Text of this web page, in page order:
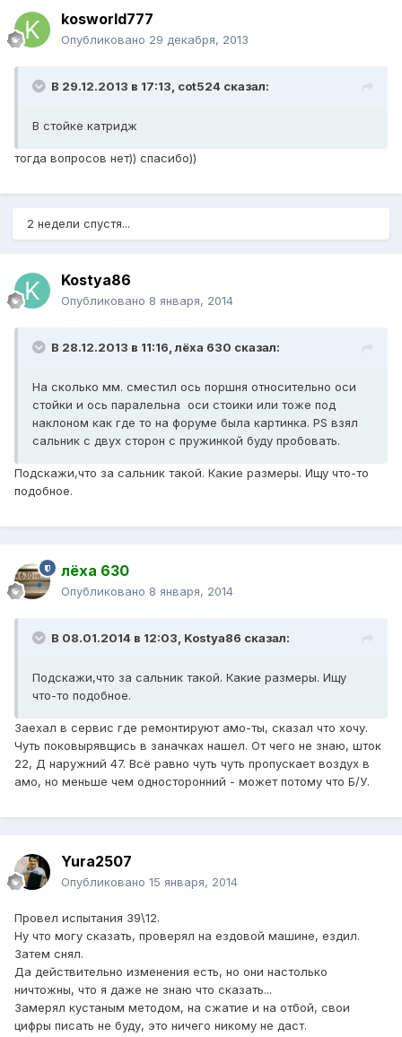
kosworld777
Опубликовано 29 декабря, 2013
В 29.12.2013 в 17:13, cot524 сказал:
В стойке катридж
тогда вопросов нет)) спасибо))
2 недели спустя...
Kostya86
Опубликовано 8 января, 2014
В 28.12.2013 в 11:16, лёха 630 сказал:
На сколько мм. сместил ось поршня относительно оси
стойки и ось паралельна оси стоики или тоже под
наклоном как где то на форуме была картинка. РS взял
сальник с двух сторон с пружинкой буду пробовать.
Подскажи,что за сальник такой. Какие размеры. Ищу что-то
подобное.
лёха 630
Опубликовано 8 января, 2014
В 08.01.2014 в 12:03, Kostya86 сказал:
Подскажи,что за сальник такой. Какие размеры. Ищу
что-то подобное.
Заехал в сервис где ремонтируют амо-ты, сказал что хочу.
Чуть поковырявщись в заначках нашел. От чего не знаю, шток
22, Д наружний 47. Всё равно чуть чуть пропускает воздух в
амо, но меньше чем односторонний - может потому что Б/У.
Yura2507
Опубликовано 15 января, 2014
Провел испытания 39\12.
Ну что могу сказать, проверял на ездовой машине, ездил.
Затем снял.
Да действительно изменения есть, но они настолько
ничтожны, что я даже не знаю что сказать...
Замерял кустаным методом, на сжатие и на отбой, свои
цифры писать не буду, это ничего никому не даст.